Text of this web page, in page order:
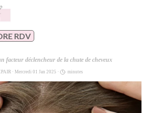
RDV
menu
facteur déclencheur de la chute de cheveux
· Mercredi 01 Jan 2025 · minutes